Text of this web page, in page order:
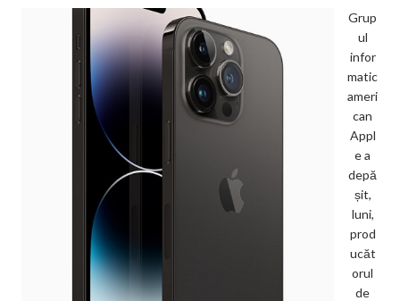
Grup
ul
infor
matic
ameri
can
Appl
e a
depă
șit,
luni,
prod
ucăt
orul
de